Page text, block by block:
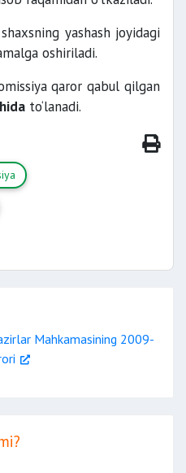
yashash joyidagi
oshiriladi.
qaror qabul qilgan
to‘lanadi.
Mahkamasining 2009-